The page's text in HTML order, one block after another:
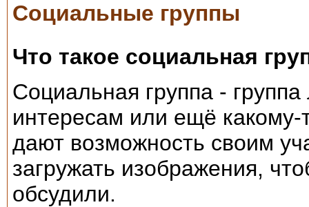
Социальные группы
Что такое социальная
Социальная группа -
интересам или ещё какому-
дают возможность своим
загружать изображения,
обсудили.